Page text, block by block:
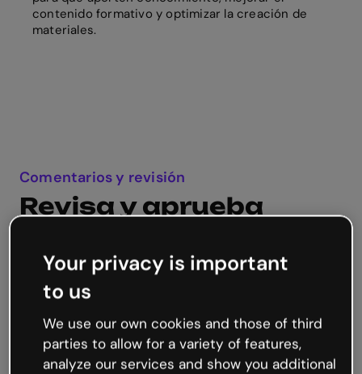
contenido formativo y optimizar la creación de
materiales.
Comentarios y revisión
Revisa y aprueba
Discute los proyectos in situ y recibe feedback
tanto antes como después de publicar tu
contenido.
Your privacy is important
to us
We use our own cookies and those of third
parties to allow for a variety of features,
analyze our services and show you additional